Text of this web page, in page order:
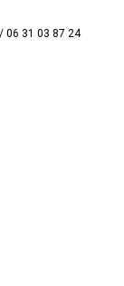
06 31 03 87 24